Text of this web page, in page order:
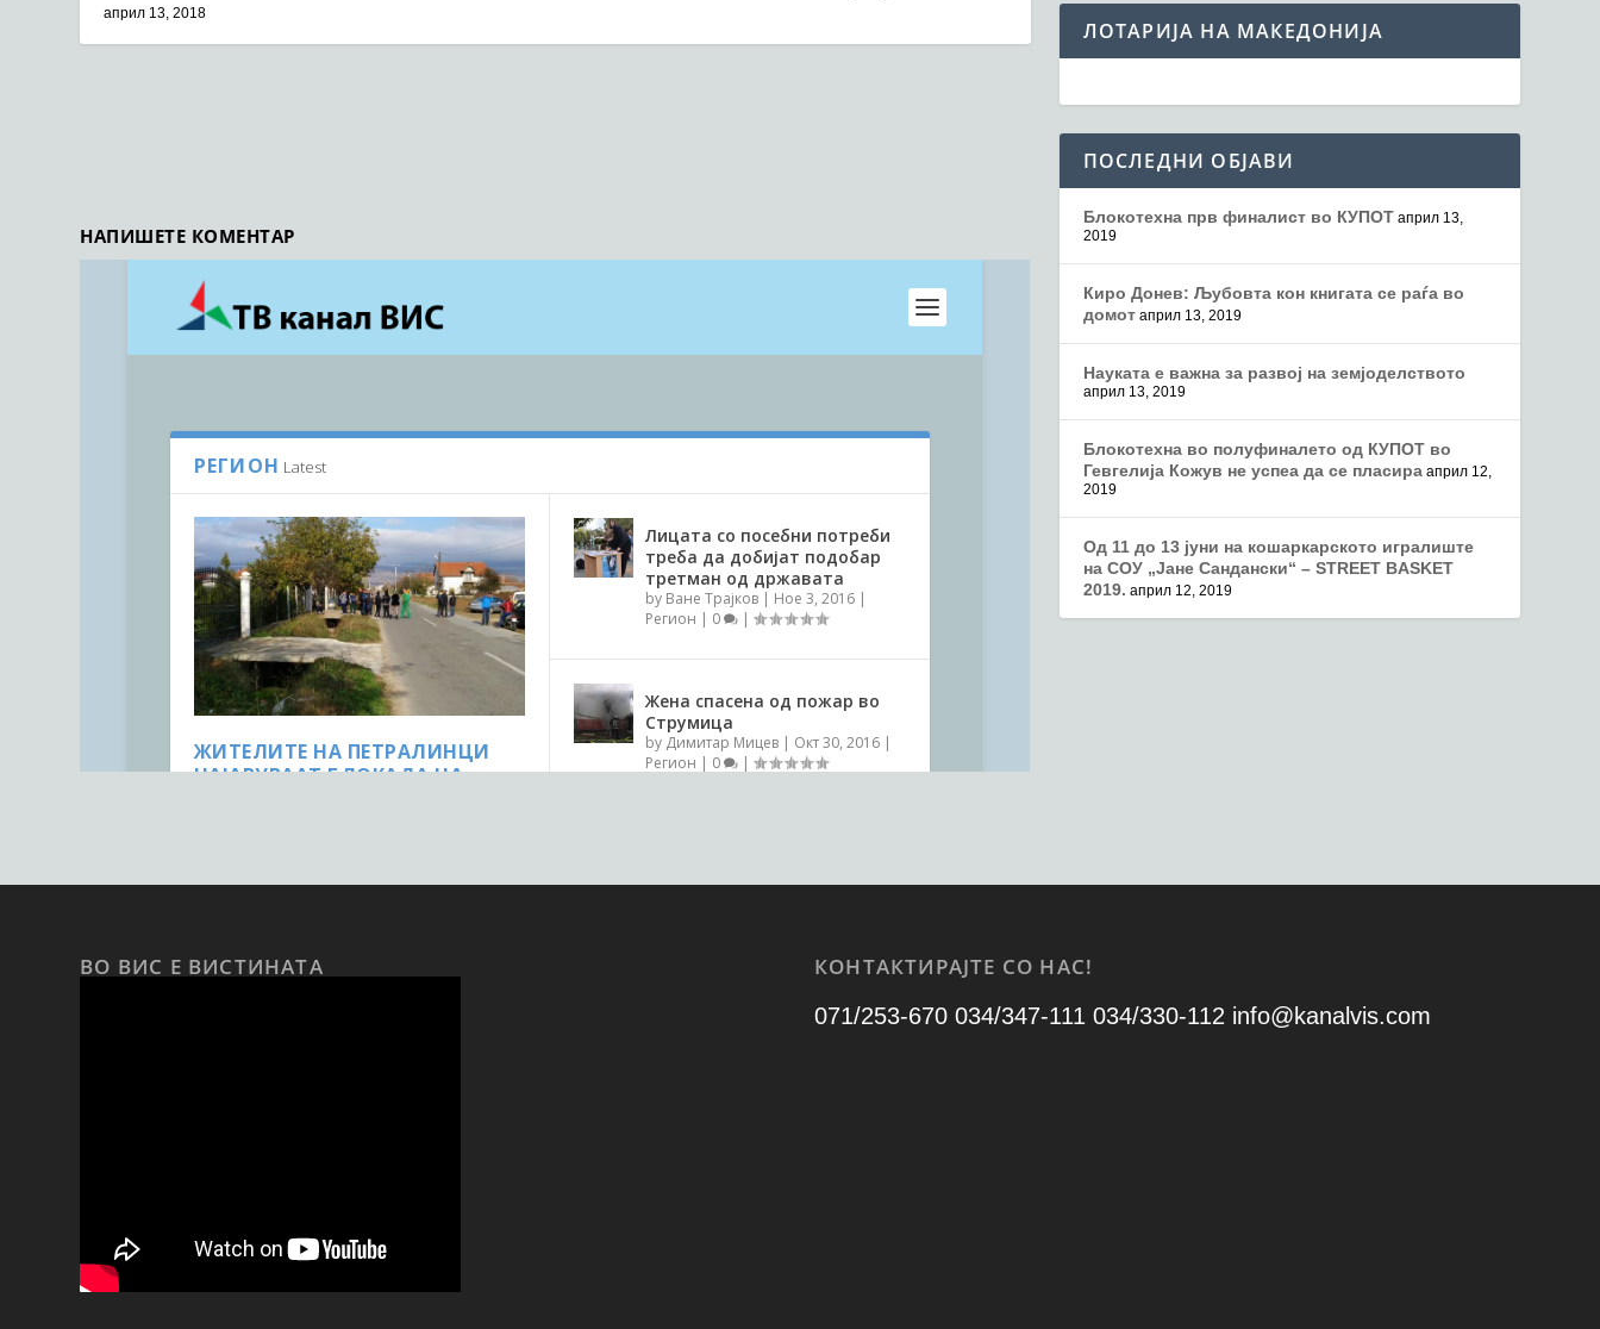
април 13, 2018
НАПИШЕТЕ КОМЕНТАР
ЛОТАРИЈА НА МАКЕДОНИЈА
ПОСЛЕДНИ ОБЈАВИ
Блокотехна прв финалист во КУПОТ април 13,
2019
Киро Донев: Љубовта кон книгата се раѓа во
домот април 13, 2019
Науката е важна за развој на земјоделството
април 13, 2019
Блокотехна во полуфиналето од КУПОТ во
Гевгелија Кожув не успеа да се пласира април 12,
2019
Од 11 до 13 јуни на кошаркарското игралиште
на СОУ „Јане Сандански“ – STREET BASKET
2019. април 12, 2019
ВО ВИС Е ВИСТИНАТА КОНТАКТИРАЈТЕ СО НАС!
071/253-670 034/347-111 034/330-112 info@kanalvis.com